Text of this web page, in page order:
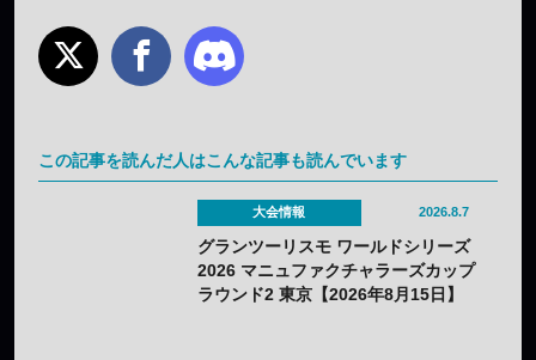
この記事を読んだ人はこんな記事も読んでいます
大会情報 2026.8.7
グランツーリスモ ワールドシリーズ
2026 マニュファクチャラーズカップ
ラウンド2 東京【2026年8月15日】